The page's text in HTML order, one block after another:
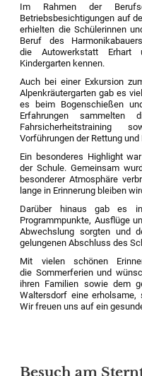
Im Rahmen der
Betriebsbesichtigungen auf
erhielten die Schülerinnen
Beruf des
die Autowerkstatt
Kindergarten kennen.
Auch bei einer Exkursion
Alpenkräutergarten gab es
es beim Bogenschießen
Erfahrungen sammelten
Fahrsicherheitstraining
Vorführungen der Rettung und
Ein besonderes Highlight
der Schule. Gemeinsam
besonderer Atmosphäre
lange in Erinnerung bleiben
Darüber hinaus gab es
Programmpunkte, Ausflüge
Abwechslung sorgten und
gelungenen Abschluss des
Mit vielen schönen
die Sommerferien und
ihren Familien sowie dem
Waltersdorf eine erholsame,
Wir freuen uns auf ein
Besuch am